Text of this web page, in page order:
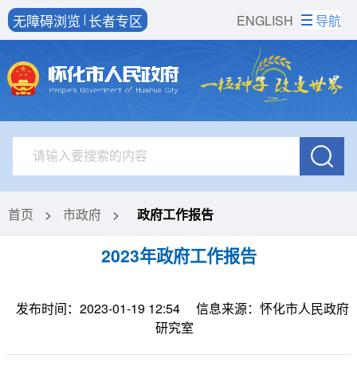
ENGLISH
无障碍浏览 长者专区 导航
首页 > 市政府 > 政府工作报告
2023年政府工作报告
发布时间：2023-01-19 12:54
信息来源：怀化市人民政府
研究室